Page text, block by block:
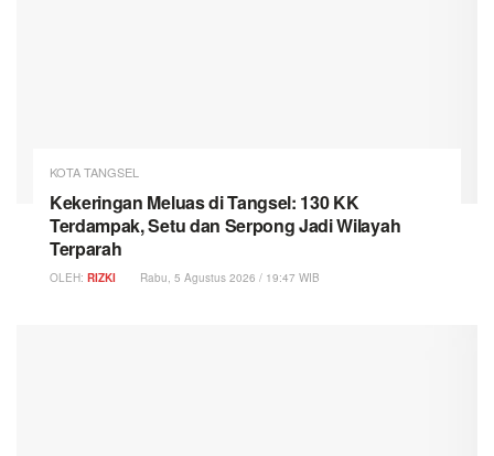
KOTA TANGSEL
Kekeringan Meluas di Tangsel: 130 KK
Terdampak, Setu dan Serpong Jadi Wilayah
Terparah
OLEH: RIZKI Rabu, 5 Agustus 2026 / 19:47 WIB